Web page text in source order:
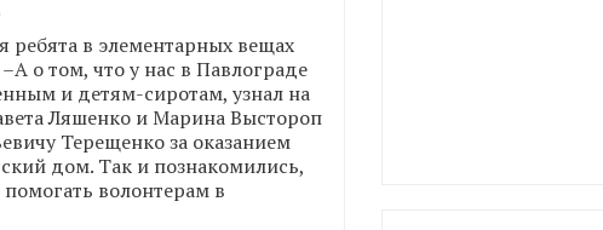
в элементарных вещах
–А о том, что у нас в Павлограде
и детям-сиротам, узнал на
Ляшенко и Марина Выстороп
Терещенко за оказанием
дом. Так и познакомились,
волонтерам в